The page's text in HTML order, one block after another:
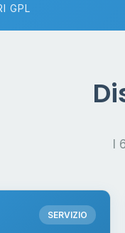
GPL
SERVIZIO